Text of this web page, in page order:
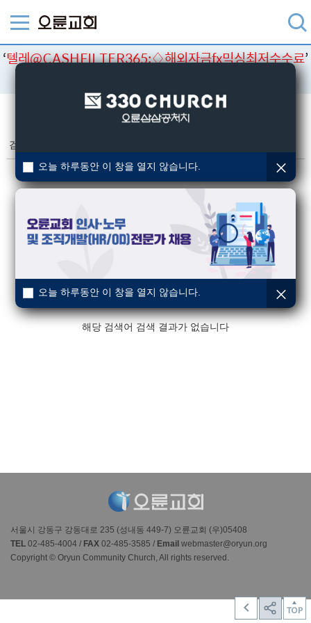
‘텔레@CASHFILTER365:♢해외자금fx믹싱최저수수료’
검색결과
해당 검색어 검색 결과가 없습니다
서울시 강동구 강동대로 235 (성내동 449-7) 오륜교회 (우)05408
TEL 02-485-4004 / FAX 02-485-3585 / Email webmaster@oryun.org
Copyright © Oryun Community Church, All rights reserved.
오늘 하루동안 이 창을 열지 않습니다.
오늘 하루동안 이 창을 열지 않습니다.